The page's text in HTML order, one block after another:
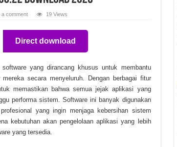
Gratis
Gratis
Unduhan Gratis
a comment 19 Views
Direct download
software yang dirancang khusus untuk membantu
secara menyeluruh. Dengan berbagai fitur
memastikan bahwa semua jejak aplikasi yang
performa sistem. Software ini banyak digunakan
yang ingin menjaga kebersihan sistem
kebutuhan akan pengelolaan aplikasi yang lebih
yang tersedia.